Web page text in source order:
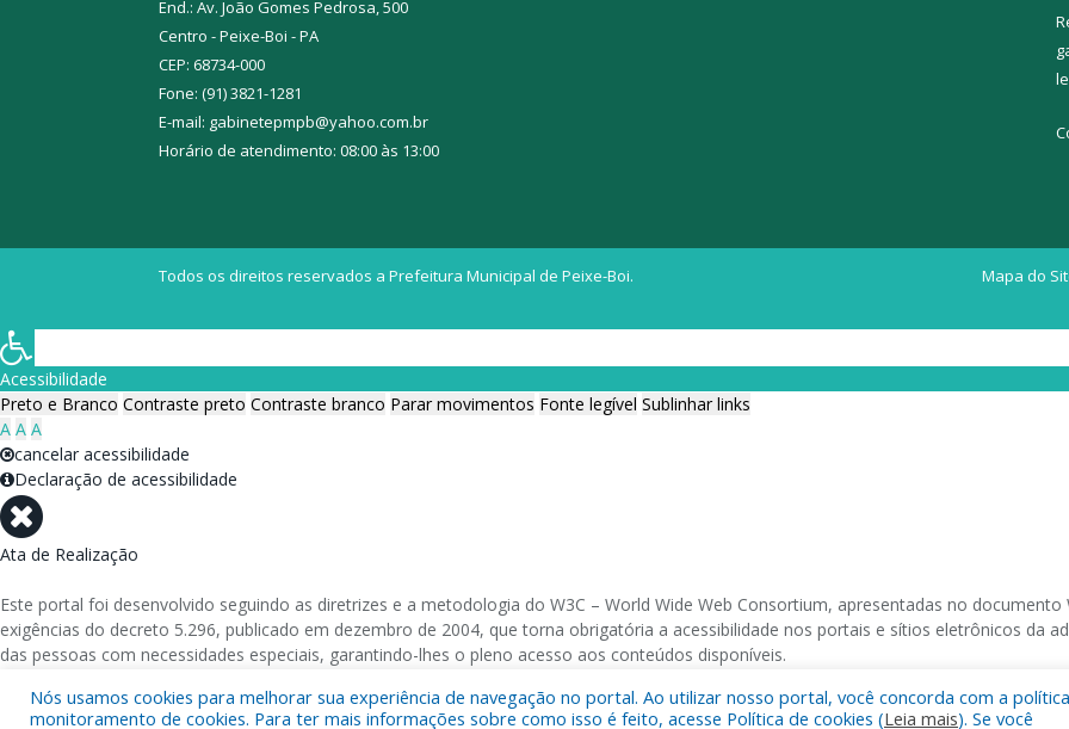
End.: Av. João Gomes Pedrosa, 500
Centro - Peixe-Boi - PA
CEP: 68734-000
Fone: (91) 3821-1281
E-mail: gabinetepmpb@yahoo.com.br
Horário de atendimento: 08:00 às 13:00
Todos os direitos reservados a Prefeitura Municipal de Peixe-Boi. Mapa do
Nós usamos cookies para melhorar sua experiência de navegação no portal. Ao utilizar nosso portal, você concorda com a
monitoramento de cookies. Para ter mais informações sobre como isso é feito, acesse Política de cookies (Leia mais). Se você
Acessibilidade
Preto e Branco Contraste preto Contraste branco Parar movimentos Fonte legível Sublinhar links
A A A
cancelar acessibilidade
Declaração de acessibilidade
Ata de Realização
Este portal foi desenvolvido seguindo as diretrizes e a metodologia do W3C – World Wide Web Consortium, apresentadas no
exigências do decreto 5.296, publicado em dezembro de 2004, que torna obrigatória a acessibilidade nos portais e sítios eletrônicos da
das pessoas com necessidades especiais, garantindo-lhes o pleno acesso aos conteúdos disponíveis.
Além de validações automáticas, foram realizados testes em diversos navegadores e através do utilitário de acesso a Internet do